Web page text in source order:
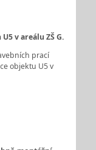
v areálu ZŠ G.
prací
objektu U5 v